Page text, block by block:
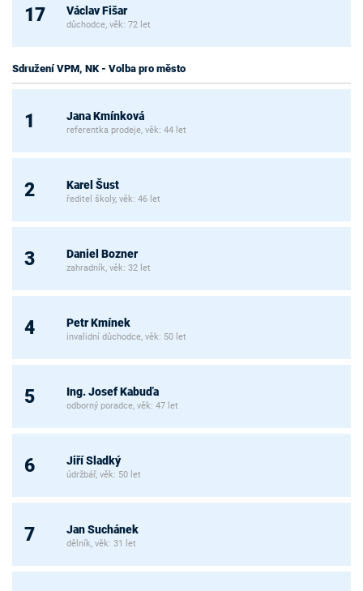
17 Václav Fišar
důchodce, věk: 72 let
Sdružení VPM, NK - Volba pro město
1 Jana Kmínková
referentka prodeje, věk: 44 let
2 Karel Šust
ředitel školy, věk: 46 let
3 Daniel Bozner
zahradník, věk: 32 let
4 Petr Kmínek
invalidní důchodce, věk: 50 let
5 Ing. Josef Kabuďa
odborný poradce, věk: 47 let
6 Jiří Sladký
údržbář, věk: 50 let
7 Jan Suchánek
dělník, věk: 31 let